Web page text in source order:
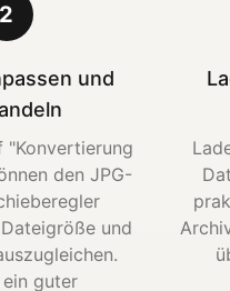
2
und
"Konvertierung
den JPG-
und
guter